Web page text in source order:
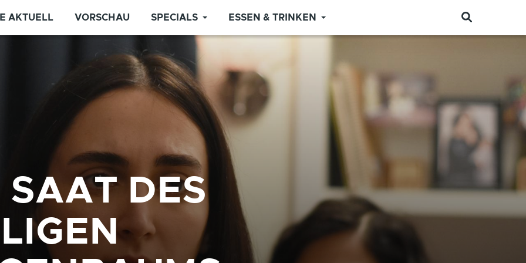
AKTUELL VORSCHAU SPECIALS ESSEN & TRINKEN
SAAT DES